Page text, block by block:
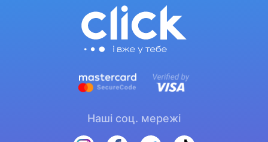
Наші соц. мережі